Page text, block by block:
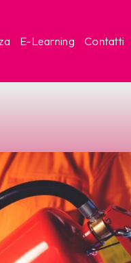
E-Learning Contatti